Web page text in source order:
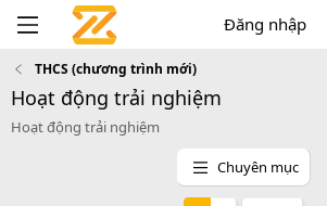
Đăng nhập
THCS (chương trình mới)
Hoạt động trải nghiệm
Hoạt động trải nghiệm
Chuyên mục